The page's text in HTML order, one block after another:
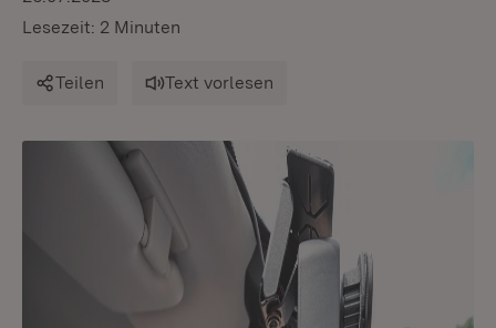
Lesezeit: 2 Minuten
Teilen Text vorlesen